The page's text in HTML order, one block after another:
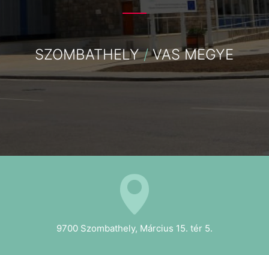
SZOMBATHELY/VAS MEGYE
9700 Szombathely, Március 15. tér 5.